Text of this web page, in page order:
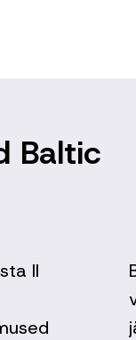
Baltic
II